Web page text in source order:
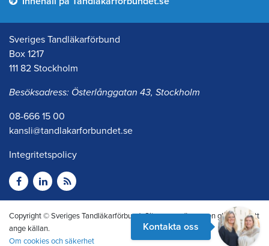
Kontakta oss
Sveriges Tandläkarförbund
Box 1217
111 82 Stockholm
Besöksadress: Österlånggatan 43, Stockholm
08-666 15 00
kansli@tandlakarforbundet.se
Integritetspolicy
Copyright © Sveriges Tandläkarförbund. Citera oss gärna men glöm inte att
ange källan.
Om cookies och säkerhet